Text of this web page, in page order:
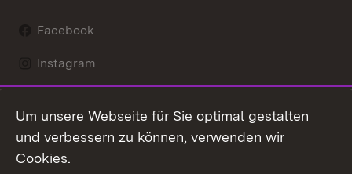
Facebook
Instagram
Social Wall
Youtube
Um unsere Webseite für Sie optimal gestalten
und verbessern zu können, verwenden wir
Cookies.